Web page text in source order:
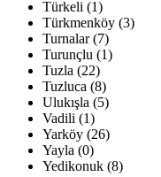
Türkeli (1)
Türkmenköy (3)
Turnalar (7)
Turunçlu (1)
Tuzla (22)
Tuzluca (8)
Ulukışla (5)
Vadili (1)
Yarköy (26)
Yayla (0)
Yedikonuk (8)